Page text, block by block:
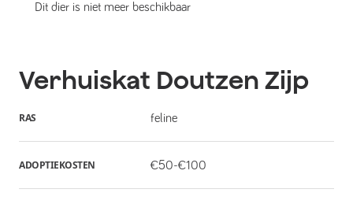
Dit dier is niet meer beschikbaar
Verhuiskat Doutzen Zijp
RAS feline
ADOPTIEKOSTEN €50-€100